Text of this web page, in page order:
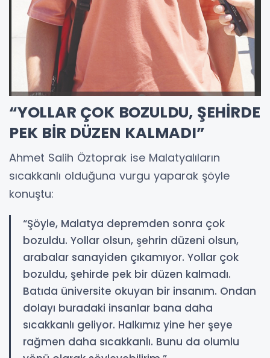
“YOLLAR ÇOK BOZULDU, ŞEHİRDE
PEK BİR DÜZEN KALMADI”
Ahmet Salih Öztoprak ise Malatyalıların
sıcakkanlı olduğuna vurgu yaparak şöyle
konuştu:
“Şöyle, Malatya depremden sonra çok
bozuldu. Yollar olsun, şehrin düzeni olsun,
arabalar sanayiden çıkamıyor. Yollar çok
bozuldu, şehirde pek bir düzen kalmadı.
Batıda üniversite okuyan bir insanım. Ondan
dolayı buradaki insanlar bana daha
sıcakkanlı geliyor. Halkımız yine her şeye
rağmen daha sıcakkanlı. Bunu da olumlu